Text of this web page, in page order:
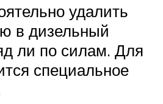
удалить
в дизельный
ли по силам. Для
специальное